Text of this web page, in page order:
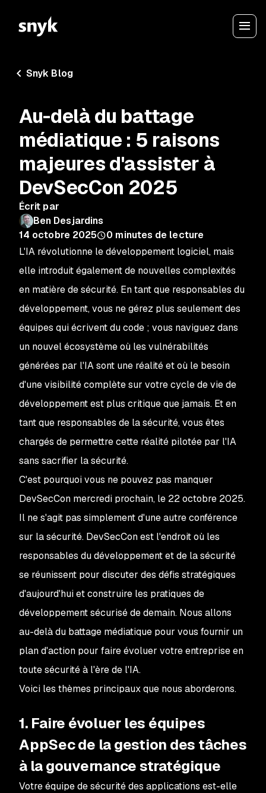
Snyk Blog
Au-delà du battage
médiatique : 5 raisons
majeures d'assister à
DevSecCon 2025
Écrit par
Ben Desjardins
14 octobre 2025
0 minutes de lecture
L'IA révolutionne le développement logiciel, mais
elle introduit également de nouvelles complexités
en matière de sécurité. En tant que responsables du
développement, vous ne gérez plus seulement des
équipes qui écrivent du code ; vous naviguez dans
un nouvel écosystème où les vulnérabilités
générées par l'IA sont une réalité et où le besoin
d'une visibilité complète sur votre cycle de vie de
développement est plus critique que jamais. Et en
tant que responsables de la sécurité, vous êtes
chargés de permettre cette réalité pilotée par l'IA
sans sacrifier la sécurité.
C'est pourquoi vous ne pouvez pas manquer
DevSecCon mercredi prochain, le 22 octobre 2025.
Il ne s'agit pas simplement d'une autre conférence
sur la sécurité. DevSecCon est l'endroit où les
responsables du développement et de la sécurité
se réunissent pour discuter des défis stratégiques
d'aujourd'hui et construire les pratiques de
développement sécurisé de demain. Nous allons
au-delà du battage médiatique pour vous fournir un
plan d'action pour faire évoluer votre entreprise en
toute sécurité à l'ère de l'IA.
Voici les thèmes principaux que nous aborderons.
1. Faire évoluer les équipes
AppSec de la gestion des tâches
à la gouvernance stratégique
Votre équipe de sécurité des applications est-elle